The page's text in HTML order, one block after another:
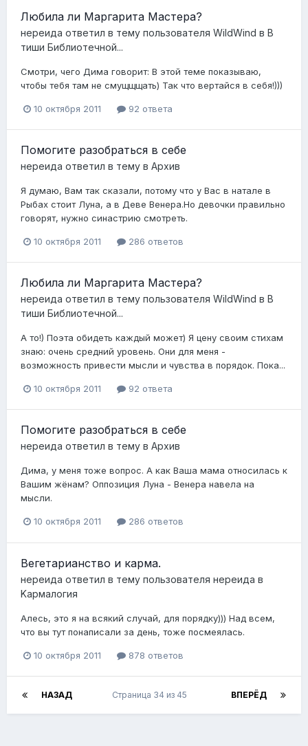
Любила ли Маргарита Мастера?
нереида ответил в тему пользователя WildWind в В
тиши Библиотечной...
Смотри, чего Дима говорит: В этой теме показываю,
чтобы тебя там не смущщщать) Так что вертайся в себя!)))
10 октября 2011 92 ответа
Помогите разобраться в себе
нереида ответил в тему в Архив
Я думаю, Вам так сказали, потому что у Вас в натале в
Рыбах стоит Луна, а в Деве Венера.Но девочки правильно
говорят, нужно синастрию смотреть.
10 октября 2011 286 ответов
Любила ли Маргарита Мастера?
нереида ответил в тему пользователя WildWind в В
тиши Библиотечной...
А то!) Поэта обидеть каждый может) Я цену своим стихам
знаю: очень средний уровень. Они для меня -
возможность привести мысли и чувства в порядок. Пока...
10 октября 2011 92 ответа
Помогите разобраться в себе
нереида ответил в тему в Архив
Дима, у меня тоже вопрос. А как Ваша мама относилась к
Вашим жёнам? Оппозиция Луна - Венера навела на
мысли.
10 октября 2011 286 ответов
Вегетарианство и карма.
нереида ответил в тему пользователя нереида в
Kармалогия
Алесь, это я на всякий случай, для порядку))) Над всем,
что вы тут понаписали за день, тоже посмеялась.
10 октября 2011 878 ответов
НАЗАД ВПЕРЁД
Страница 34 из 45